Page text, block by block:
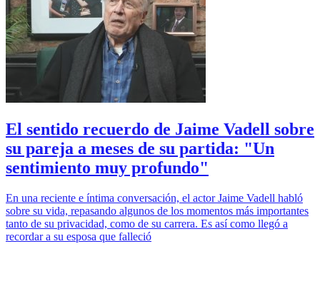
El sentido recuerdo de Jaime Vadell sobre
su pareja a meses de su partida: "Un
sentimiento muy profundo"
En una reciente e íntima conversación, el actor Jaime Vadell habló
sobre su vida, repasando algunos de los momentos más importantes
tanto de su privacidad, como de su carrera. Es así como llegó a
recordar a su esposa que falleció